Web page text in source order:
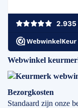
Webwinkel
Bezorgkosten
Standaard zijn onze